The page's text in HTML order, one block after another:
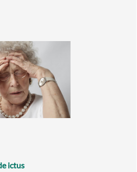
ictus